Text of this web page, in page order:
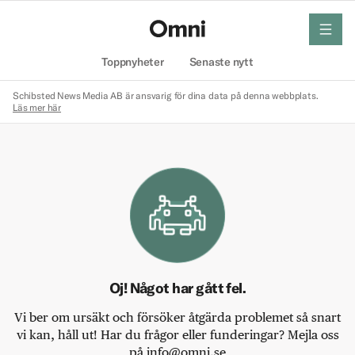
Toppnyheter Senaste nytt
meny
Schibsted News Media AB är ansvarig för dina data på denna webbplats.
Läs mer här
Oj! Något har gått fel.
Vi ber om ursäkt och försöker åtgärda problemet så snart
vi kan, håll ut! Har du frågor eller funderingar? Mejla oss